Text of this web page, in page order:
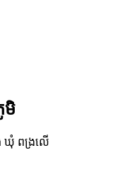
មិ
ឃុំ ពង្រលើ